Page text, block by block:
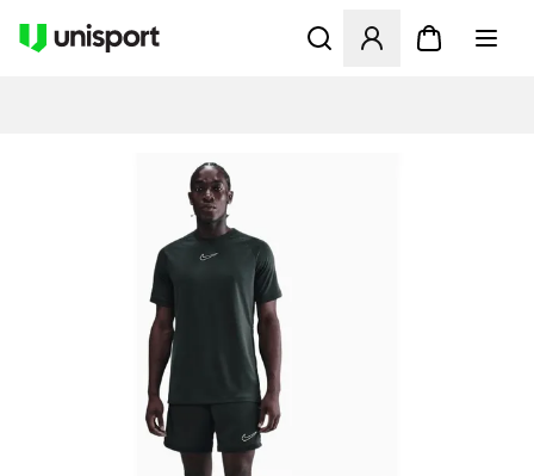
Åbner en Modal til at